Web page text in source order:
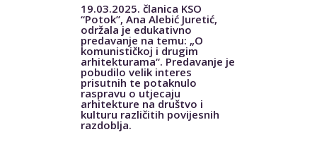
19.03.2025. članica KSO
“Potok”, Ana Alebić Juretić,
održala je edukativno
predavanje na temu: „O
komunističkoj i drugim
arhitekturama“. Predavanje je
pobudilo velik interes
prisutnih te potaknulo
raspravu o utjecaju
arhitekture na društvo i
kulturu različitih povijesnih
razdoblja.